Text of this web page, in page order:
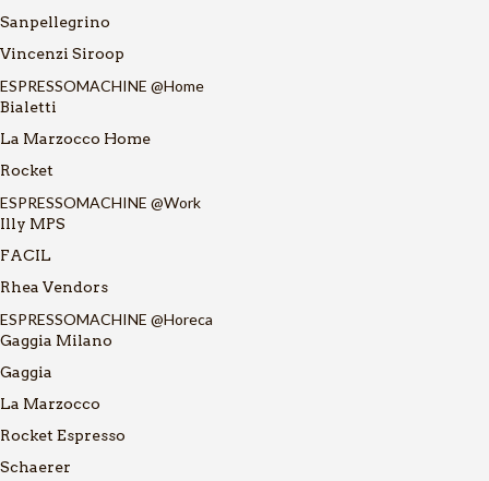
Sanpellegrino
Vincenzi Siroop
ESPRESSOMACHINE @Home
Bialetti
La Marzocco Home
Rocket
ESPRESSOMACHINE @Work
Illy MPS
FACIL
Rhea Vendors
ESPRESSOMACHINE @Horeca
Gaggia Milano
Gaggia
La Marzocco
Rocket Espresso
Schaerer